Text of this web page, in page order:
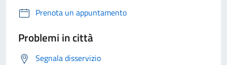
Prenota un appuntamento
Problemi in città
Segnala disservizio